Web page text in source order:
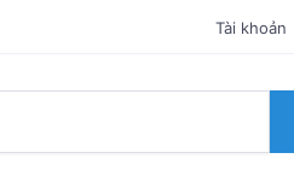
Tài khoản